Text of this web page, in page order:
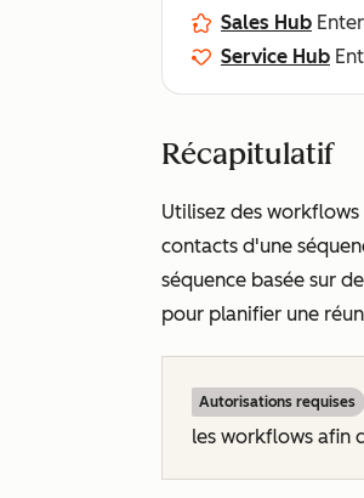
Sales Hub
Service Hub
Récapitulatif
Utilisez des
contacts d'une
séquence basée sur
pour planifier une
Autorisations requises
les workflows afin